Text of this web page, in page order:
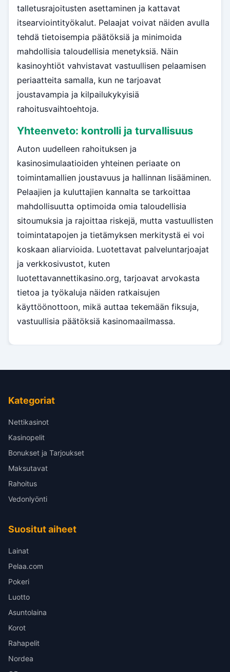
talletusrajoitusten asettaminen ja kattavat
itsearviointityökalut. Pelaajat voivat näiden avulla
tehdä tietoisempia päätöksiä ja minimoida
mahdollisia taloudellisia menetyksiä. Näin
kasinoyhtiöt vahvistavat vastuullisen pelaamisen
periaatteita samalla, kun ne tarjoavat
joustavampia ja kilpailukykyisiä
rahoitusvaihtoehtoja.
Yhteenveto: kontrolli ja turvallisuus
Auton uudelleen rahoituksen ja
kasinosimulaatioiden yhteinen periaate on
toimintamallien joustavuus ja hallinnan lisääminen.
Pelaajien ja kuluttajien kannalta se tarkoittaa
mahdollisuutta optimoida omia taloudellisia
sitoumuksia ja rajoittaa riskejä, mutta vastuullisten
toimintatapojen ja tietämyksen merkitystä ei voi
koskaan aliarvioida. Luotettavat palveluntarjoajat
ja verkkosivustot, kuten
luotettavannettikasino.org, tarjoavat arvokasta
tietoa ja työkaluja näiden ratkaisujen
käyttöönottoon, mikä auttaa tekemään fiksuja,
vastuullisia päätöksiä kasinomaailmassa.
Kategoriat
Nettikasinot
Kasinopelit
Bonukset ja Tarjoukset
Maksutavat
Rahoitus
Vedonlyönti
Suositut aiheet
Lainat
Pelaa.com
Pokeri
Luotto
Asuntolaina
Korot
Rahapelit
Nordea